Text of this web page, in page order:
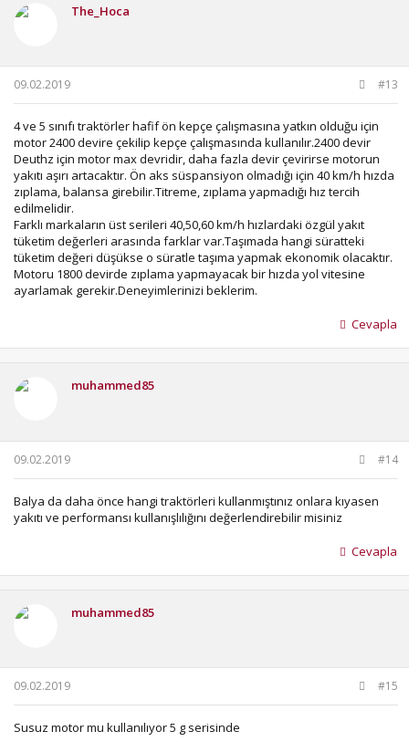
The_Hoca
09.02.2019 #13
4 ve 5 sınıfı traktörler hafif ön kepçe çalışmasına yatkın olduğu için
motor 2400 devire çekilip kepçe çalışmasında kullanılır.2400 devir
Deuthz için motor max devridir, daha fazla devir çevirirse motorun
yakıtı aşırı artacaktır. Ön aks süspansiyon olmadığı için 40 km/h hızda
zıplama, balansa girebilir.Titreme, zıplama yapmadığı hız tercih
edilmelidir.
Farklı markaların üst serileri 40,50,60 km/h hızlardaki özgül yakıt
tüketim değerleri arasında farklar var.Taşımada hangi süratteki
tüketim değeri düşükse o süratle taşıma yapmak ekonomik olacaktır.
Motoru 1800 devirde zıplama yapmayacak bir hızda yol vitesine
ayarlamak gerekir.Deneyimlerinizi beklerim.
Cevapla
muhammed85
09.02.2019 #14
Balya da daha önce hangi traktörleri kullanmıştınız onlara kıyasen
yakıtı ve performansı kullanışlılığını değerlendirebilir misiniz
Cevapla
muhammed85
09.02.2019 #15
Susuz motor mu kullanılıyor 5 g serisinde